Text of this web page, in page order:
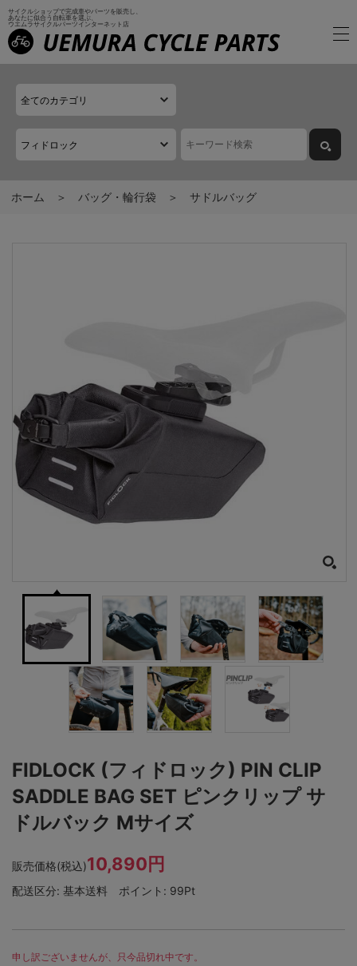
サイクルショップで完成車やパーツを販売し、
あなたに似合う自転車を選ぶ、
ウエムラサイクルパーツインターネット店
ホーム バッグ・輪行袋 サドルバッグ
FIDLOCK (フィドロック) PIN CLIP
SADDLE BAG SET ピンクリップ サ
ドルバック Mサイズ
販売価格(税込)10,890円
配送区分: 基本送料 ポイント: 99Pt
申し訳ございませんが、只今品切れ中です。